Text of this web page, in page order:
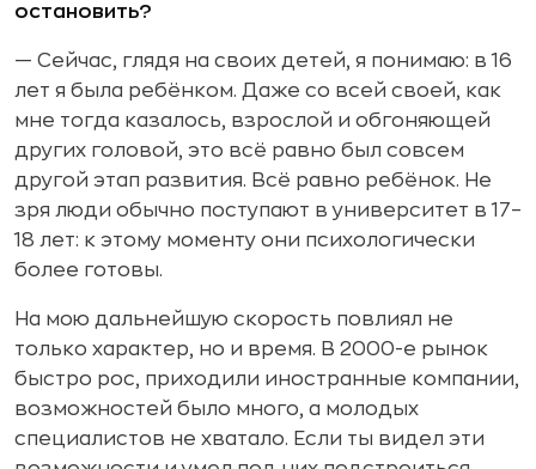
остановить?
— Сейчас, глядя на своих детей, я понимаю: в 16
лет я была ребёнком. Даже со всей своей, как
мне тогда казалось, взрослой и обгоняющей
других головой, это всё равно был совсем
другой этап развития. Всё равно ребёнок. Не
зря люди обычно поступают в университет в 17–
18 лет: к этому моменту они психологически
более готовы.
На мою дальнейшую скорость повлиял не
только характер, но и время. В 2000-е рынок
быстро рос, приходили иностранные компании,
возможностей было много, а молодых
специалистов не хватало. Если ты видел эти